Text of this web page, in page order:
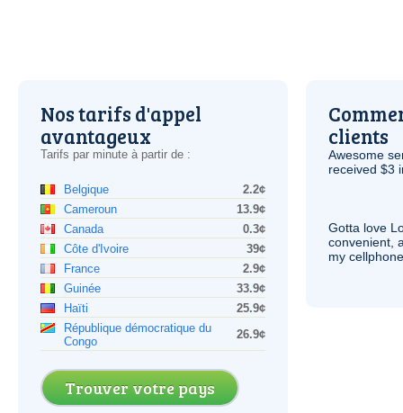
Nos tarifs d'appel
avantageux
Tarifs par minute à partir de :
Belgique
2.2¢
Cameroun
13.9¢
Canada
0.3¢
Côte d'Ivoire
39¢
France
2.9¢
Guinée
33.9¢
Haïti
25.9¢
République démocratique du
Congo
26.9¢
Trouver votre pays
clients
Awesome
received $3
Gotta love
convenient,
my